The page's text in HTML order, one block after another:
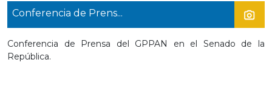
Conferencia de Prens...
Conferencia de Prensa del GPPAN en el Senado de la
República.